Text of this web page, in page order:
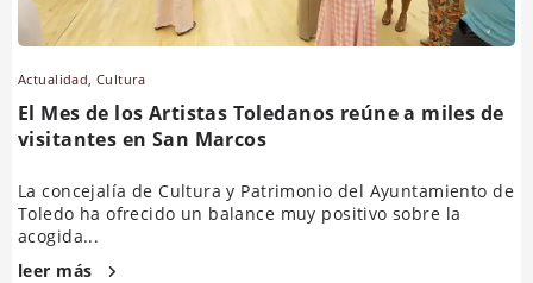
Actualidad ,Cultura
El Mes de los Artistas Toledanos reúne a miles de
visitantes en San Marcos
La concejalía de Cultura y Patrimonio del Ayuntamiento de
Toledo ha ofrecido un balance muy positivo sobre la
acogida...
leer más